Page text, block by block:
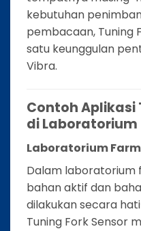
kebutuhan
pembacaan, Tuning
satu keunggulan
Vibra.
Contoh Aplikasi
di Laboratorium
Laboratorium
Dalam laboratorium
bahan aktif dan
dilakukan secara
Tuning Fork Sensor